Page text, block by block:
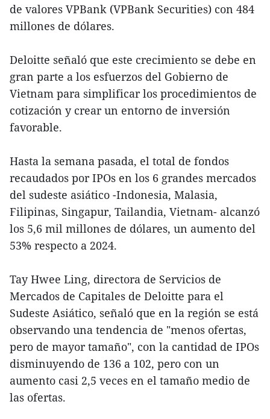
de valores VPBank (VPBank Securities) con 484
millones de dólares.
Deloitte señaló que este crecimiento se debe en
gran parte a los esfuerzos del Gobierno de
Vietnam para simplificar los procedimientos de
cotización y crear un entorno de inversión
favorable.
Hasta la semana pasada, el total de fondos
recaudados por IPOs en los 6 grandes mercados
del sudeste asiático -Indonesia, Malasia,
Filipinas, Singapur, Tailandia, Vietnam- alcanzó
los 5,6 mil millones de dólares, un aumento del
53% respecto a 2024.
Tay Hwee Ling, directora de Servicios de
Mercados de Capitales de Deloitte para el
Sudeste Asiático, señaló que en la región se está
observando una tendencia de "menos ofertas,
pero de mayor tamaño", con la cantidad de IPOs
disminuyendo de 136 a 102, pero con un
aumento casi 2,5 veces en el tamaño medio de
las ofertas.